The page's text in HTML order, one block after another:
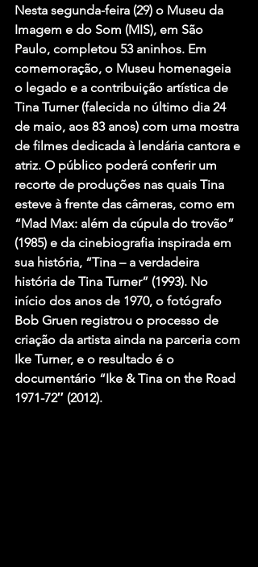
Nesta segunda-feira (29) o Museu da
Imagem e do Som (MIS), em São
Paulo, completou 53 aninhos. Em
comemoração, o Museu homenageia
o legado e a contribuição artística de
Tina Turner (falecida no último dia 24
de maio, aos 83 anos) com uma mostra
de filmes dedicada à lendária cantora e
atriz. O público poderá conferir um
recorte de produções nas quais Tina
esteve à frente das câmeras, como em
“Mad Max: além da cúpula do trovão”
(1985) e da cinebiografia inspirada em
sua história, “Tina – a verdadeira
história de Tina Turner” (1993). No
início dos anos de 1970, o fotógrafo
Bob Gruen registrou o processo de
criação da artista ainda na parceria com
Ike Turner, e o resultado é o
documentário “Ike & Tina on the Road
1971-72″ (2012).